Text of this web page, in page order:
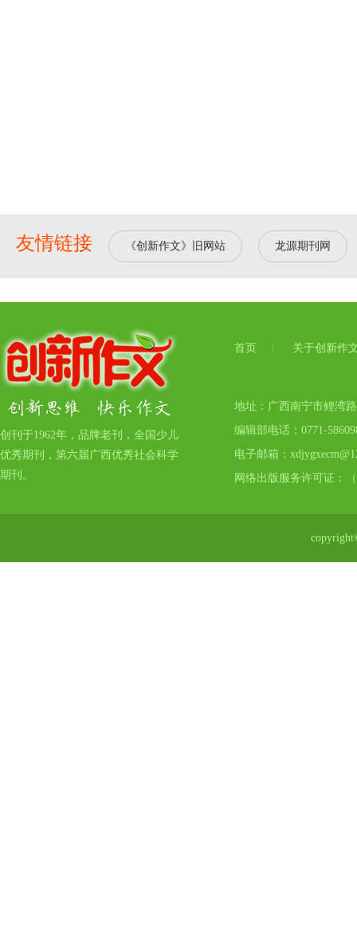
友情链接 《创新作文》旧网站 龙源期刊网
创刊于1962年，品牌老刊，全国少儿
优秀期刊，第六届广西优秀社会科学
期刊。
首页 关于创新作
地址：广西南宁市鲤湾
编辑部电话：0771-
电子邮箱：
网络出版服务许可证：